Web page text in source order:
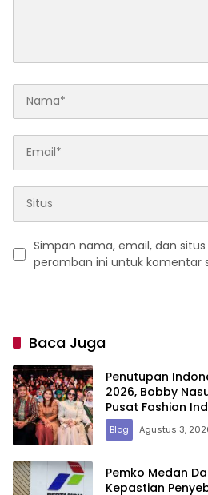
Simpan nama, email, dan
peramban ini untuk komentar
Baca Juga
Penutupan
2026, Bobby
Pusat Fashion
Blog Agustus 3,
Pemko Medan
Kepastian